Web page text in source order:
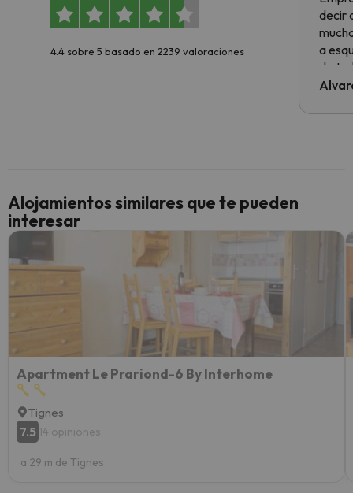
4.4 sobre 5 basado en 2239 valoraciones
decir
a
de
al
culpa
Alojamientos similares que te pueden
interesar
Apartment Le Prariond-6 By Interhome
Tignes
7.5 14 opiniones
a 29 m de Tignes